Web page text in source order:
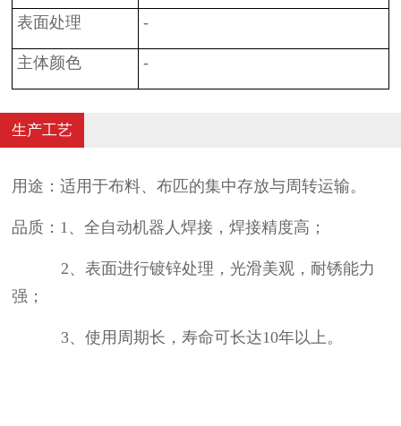
表面处理 -
主体颜色 -
生产工艺
用途：适用于布料、布匹的集中存放与周转运输。
品质：1、全自动机器人焊接，焊接精度高；
2、表面进行镀锌处理，光滑美观，耐锈能力
强；
3、使用周期长，寿命可长达10年以上。